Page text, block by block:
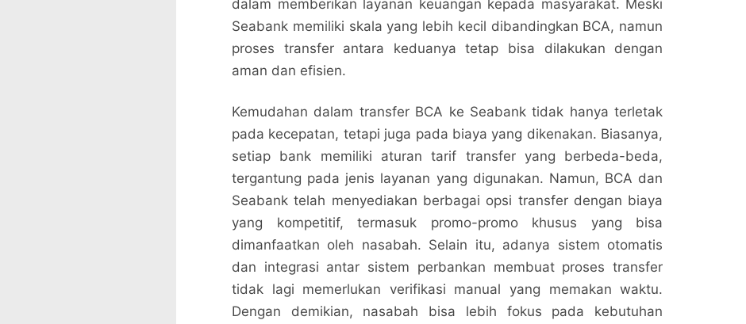
Cara Transfer BCA ke Seabank dengan Mudah dan
Cepat
Bagikan ke media lain
dalam memberikan layanan keuangan kepada masyarakat. Meski
Seabank memiliki skala yang lebih kecil dibandingkan BCA, namun
proses transfer antara keduanya tetap bisa dilakukan dengan
aman dan efisien.
Kemudahan dalam transfer BCA ke Seabank tidak hanya terletak
pada kecepatan, tetapi juga pada biaya yang dikenakan. Biasanya,
setiap bank memiliki aturan tarif transfer yang berbeda-beda,
tergantung pada jenis layanan yang digunakan. Namun, BCA dan
Seabank telah menyediakan berbagai opsi transfer dengan biaya
yang kompetitif, termasuk promo-promo khusus yang bisa
dimanfaatkan oleh nasabah. Selain itu, adanya sistem otomatis
dan integrasi antar sistem perbankan membuat proses transfer
tidak lagi memerlukan verifikasi manual yang memakan waktu.
Dengan demikian, nasabah bisa lebih fokus pada kebutuhan
Cara Transfer BCA ke Seabank dengan Mudah dan
Cepat
Bagikan ke media lain